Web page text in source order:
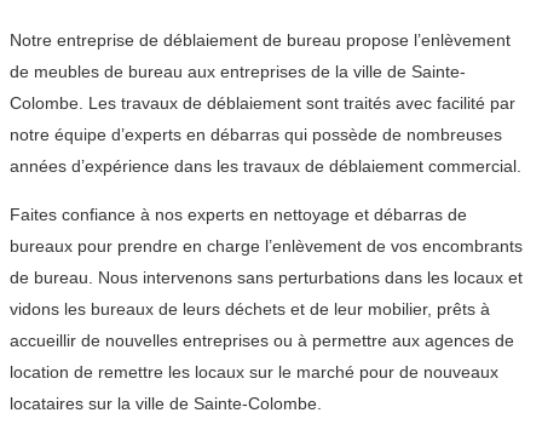
Notre entreprise de déblaiement de bureau propose l’enlèvement
de meubles de bureau aux entreprises de la ville de Sainte-
Colombe. Les travaux de déblaiement sont traités avec facilité par
notre équipe d’experts en débarras qui possède de nombreuses
années d’expérience dans les travaux de déblaiement commercial.
Faites confiance à nos experts en nettoyage et débarras de
bureaux pour prendre en charge l’enlèvement de vos encombrants
de bureau. Nous intervenons sans perturbations dans les locaux et
vidons les bureaux de leurs déchets et de leur mobilier, prêts à
accueillir de nouvelles entreprises ou à permettre aux agences de
location de remettre les locaux sur le marché pour de nouveaux
locataires sur la ville de Sainte-Colombe.